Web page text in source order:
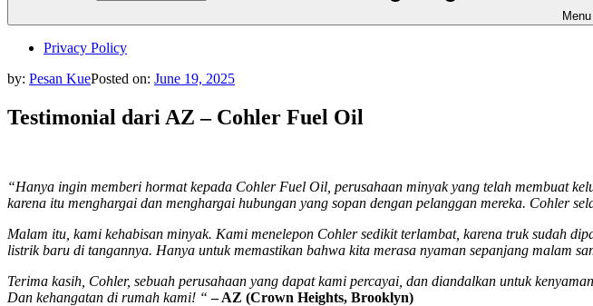
Menu
Privacy Policy
by: Pesan KuePosted on: June 19, 2025
Testimonial dari AZ – Cohler Fuel Oil
“Hanya ingin memberi hormat kepada Cohler Fuel Oil, perusahaan minyak yang telah membuat
karena itu menghargai dan menghargai hubungan yang sopan dengan pelanggan mereka. Cohler
Malam itu, kami kehabisan minyak. Kami menelepon Cohler sedikit terlambat, karena truk sudah
listrik baru di tangannya. Hanya untuk memastikan bahwa kita merasa nyaman sepanjang
Terima kasih, Cohler, sebuah perusahaan yang dapat kami percayai, dan diandalkan untuk
Dan kehangatan di rumah kami! “ – AZ (Crown Heights, Brooklyn)